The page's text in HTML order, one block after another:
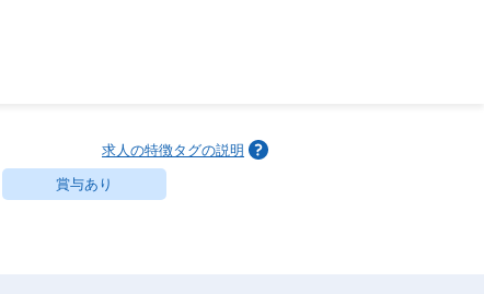
求人の特徴タグの説明
賞与あり